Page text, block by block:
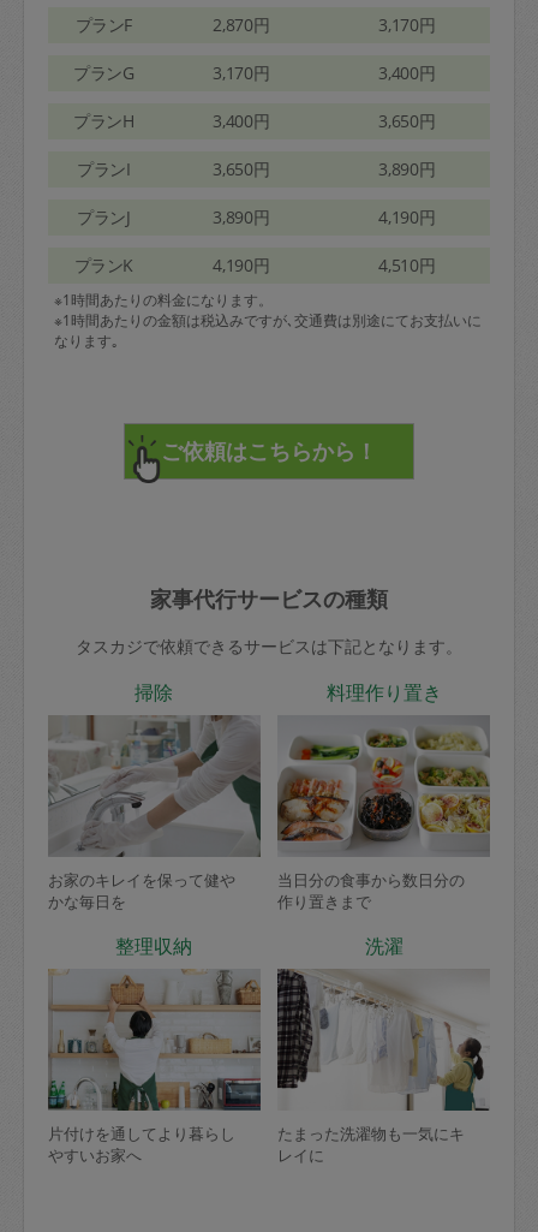
プランF 2,870円 3,170円
プランG 3,170円 3,400円
プランH 3,400円 3,650円
プランI 3,650円 3,890円
プランJ 3,890円 4,190円
プランK 4,190円 4,510円
※1時間あたりの料金になります。
※1時間あたりの金額は税込みですが､交通費は別途にてお支払いに
なります｡
家事代行サービスの種類
タスカジで依頼できるサービスは下記となります。
掃除
お家のキレイを保って健や
かな毎日を
料理作り置き
当日分の食事から数日分の
作り置きまで
整理収納
片付けを通してより暮らし
やすいお家へ
洗濯
たまった洗濯物も一気にキ
レイに